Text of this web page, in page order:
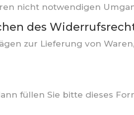
nicht notwendigen
des
zur Lieferung von
füllen Sie bitte dieses